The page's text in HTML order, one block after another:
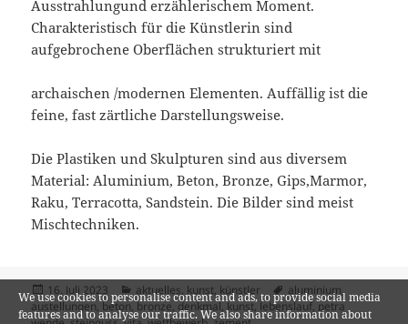
Ausstrahlungund erzählerischem Moment.
Charakteristisch für die Künstlerin sind
aufgebrochene Oberflächen strukturiert mit
archaischen /modernen Elementen. Auffällig ist die
feine, fast zärtliche Darstellungsweise.
Die Plastiken und Skulpturen sind aus diversem
Material: Aluminium, Beton, Bronze, Gips,Marmor,
Raku, Terracotta, Sandstein. Die Bilder sind meist
Mischtechniken.
Veröffentlicht
am
16. Juli 2023 Kategorien
aktuelles, kunst, künstler Schlagwörter
aluminium,
austellungen,beton,bronze,denkmal,kunst,lebenslauf,petra
We use cookies to personalise content and ads, to provide social media
features and to analyse our traffic. We also share information about